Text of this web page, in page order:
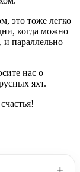
это тоже легко
когда можно
и параллельно
нас о
яхт.